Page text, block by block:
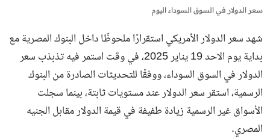
سعر الدولار في السوق السوداء اليوم
شهد سعر الدولار الأمريكي استقرارًا ملحوظًا داخل البنوك المصرية مع
بداية يوم الاحد 19 يناير 2025، في وقت استمر فيه تذبذب سعر
الدولار في السوق السوداء، ووفقًا للتحديثات الصادرة من البنوك
الرسمية، استقر سعر الدولار عند مستويات ثابتة، بينما سجلت
الأسواق غير الرسمية زيادة طفيفة في قيمة الدولار مقابل الجنيه
المصري.